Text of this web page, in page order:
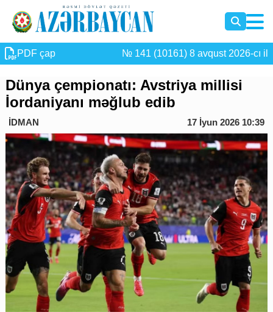
PDF çap № 141 (10161) 8 avqust 2026-cı il
Dünya çempionatı: Avstriya millisi
İordaniyanı məğlub edib
İDMAN 17 İyun 2026 10:39